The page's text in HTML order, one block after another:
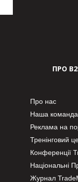
ПРО
Про нас
Наша команда
Реклама на
Тренінговий
Конференції
Національні
Журнал